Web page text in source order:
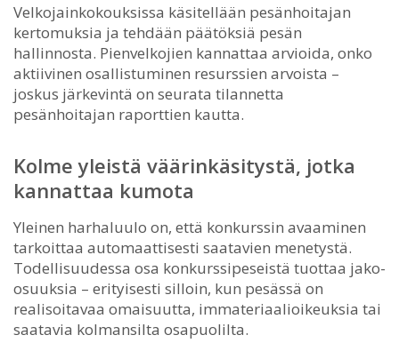
Velkojainkokouksissa käsitellään pesänhoitajan
kertomuksia ja tehdään päätöksiä pesän
hallinnosta. Pienvelkojien kannattaa arvioida, onko
aktiivinen osallistuminen resurssien arvoista –
joskus järkevintä on seurata tilannetta
pesänhoitajan raporttien kautta.
Kolme yleistä väärinkäsitystä, jotka
kannattaa kumota
Yleinen harhaluulo on, että konkurssin avaaminen
tarkoittaa automaattisesti saatavien menetystä.
Todellisuudessa osa konkurssipeseistä tuottaa jako-
osuuksia – erityisesti silloin, kun pesässä on
realisoitavaa omaisuutta, immateriaalioikeuksia tai
saatavia kolmansilta osapuolilta.